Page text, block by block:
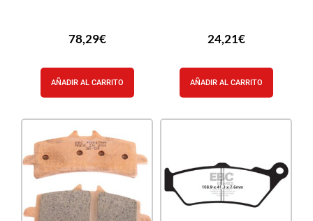
78,29€
AÑADIR AL CARRITO
24,21€
AÑADIR AL CARRITO